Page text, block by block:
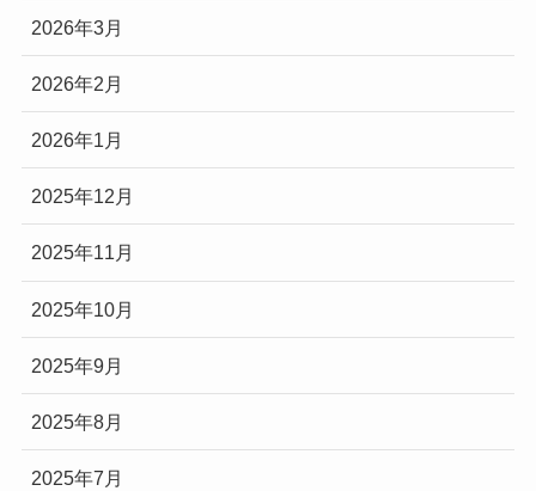
2026年3月
2026年2月
2026年1月
2025年12月
2025年11月
2025年10月
2025年9月
2025年8月
2025年7月